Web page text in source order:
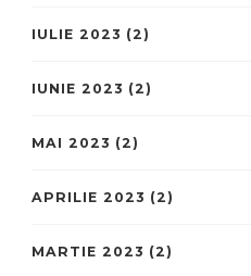
IULIE 2023 (2)
IUNIE 2023 (2)
MAI 2023 (2)
APRILIE 2023 (2)
MARTIE 2023 (2)